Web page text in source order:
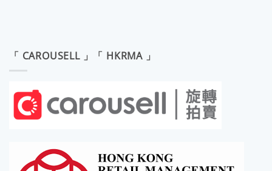
「 CAROUSELL 」「 HKRMA 」